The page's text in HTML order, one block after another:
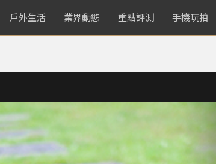
戶外生活 業界動態 重點評測 手機玩拍